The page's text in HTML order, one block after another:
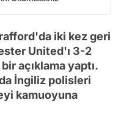
iki kez geri
United'ı 3-2
açıklama yaptı.
İngiliz polisleri
kamuoyuna